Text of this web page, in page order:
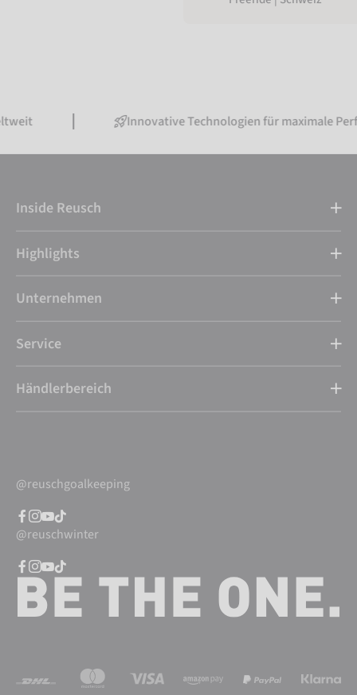
Innovative Technologien für maximale Performance
Inside Reusch
Highlights
Unternehmen
Service
Händlerbereich
@reuschgoalkeeping
@reuschwinter